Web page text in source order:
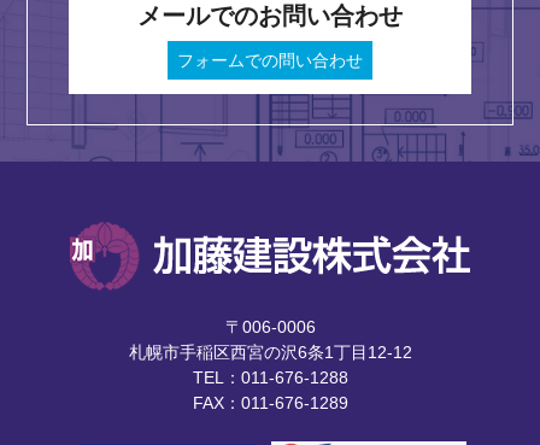
メールでのお問い合わせ
フォームでの問い合わせ
〒006-0006
札幌市手稲区西宮の沢6条1丁目12-12
TEL：011-676-1288
FAX：011-676-1289